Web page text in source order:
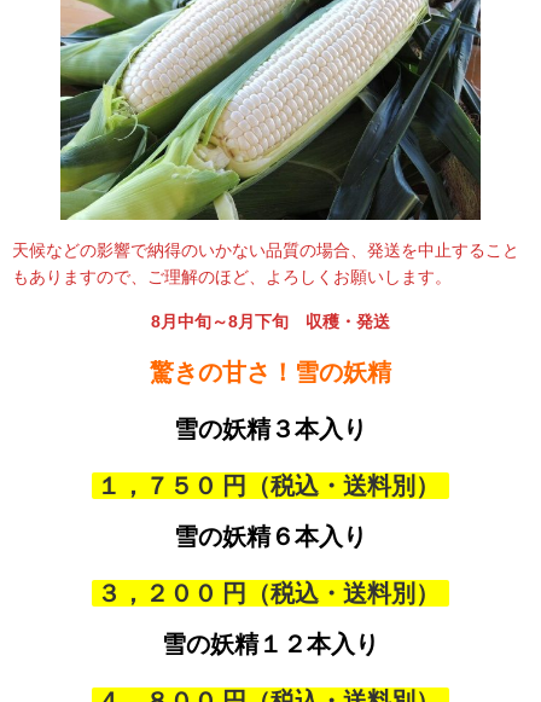
大切な人にギフトとして送りたい
友人のご実家から送っていただきました。ご実家の方から
「生でかじっても、とっても甘くて、美味しかった！」と
りしました！みためも良く、めずらしさもあるので、私も
大切な人に […]
天候などの影響で納得のいかない品質の場合、発送を中止すること
もありますので、ご理解のほど、よろしくお願いします。
8月中旬～8月下旬 収穫・発送
驚きの甘さ！雪の妖精
雪の妖精３本入り
１，７５０
雪の妖精６本入り
３，２００
雪の妖精１２本入り